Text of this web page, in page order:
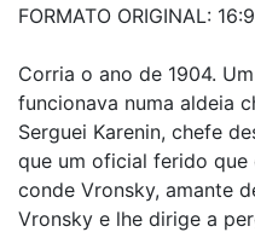
FORMATO ORIGINAL:
Corria o ano de 1904.
funcionava numa aldeia
Serguei Karenin, chefe
que um oficial ferido
conde Vronsky, amante
Vronsky e lhe dirige a